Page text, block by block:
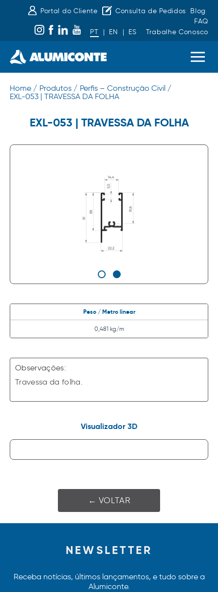
Portal do Cliente Consulta de Pedidos
Blog
FAQ
PT
| EN | ES Trabalhe Conosco
Home / Produtos / Perfis – Construção Civil /
EXL-053 | TRAVESSA DA FOLHA
EXL-053 | TRAVESSA DA FOLHA
Peso / Metro linear
0,481 kg/m
Observações:
Travessa da folha.
Visualizador 3D
← VOLTAR
NEWSLETTER
Receba notícias, últimos lançamentos, e tudo sobre a
Alumiconte.